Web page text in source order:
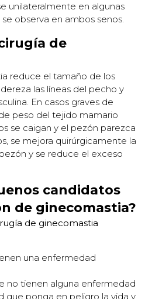
unilateralmente en algunas
observa en ambos senos.
de
reduce el tamaño de los
las líneas del pecho y
En casos graves de
peso del tejido mamario
se caigan y el pezón parezca
se mejora quirúrgicamente la
y se reduce el exceso
candidatos
de ginecomastia?
de ginecomastia
una enfermedad
no tienen alguna enfermedad
que ponga en peligro la vida y